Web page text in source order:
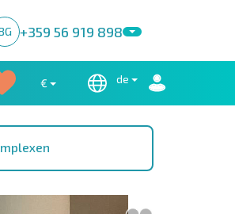
+359 56 919 898
€ de